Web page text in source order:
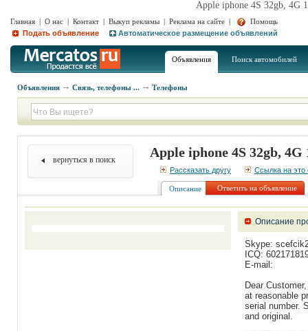
Apple iphone 4S 32gb, 4G
Главная | О нас | Контакт | Выкуп рекламы | Реклама на сайте |
Помощь
Подать объявление
Автоматическое размещение объявлений
Объявления Поиск автомобилей
Объявления Связь, телефоны ... Телефоны
вернуться в поиск Apple iphone 4S 32gb,
Рассказать другу Ссылка на это
Описание Ответить на объявление
Описание
Skype:
ICQ:
E-mail:
Dear
at reasonable
serial number.
and original.